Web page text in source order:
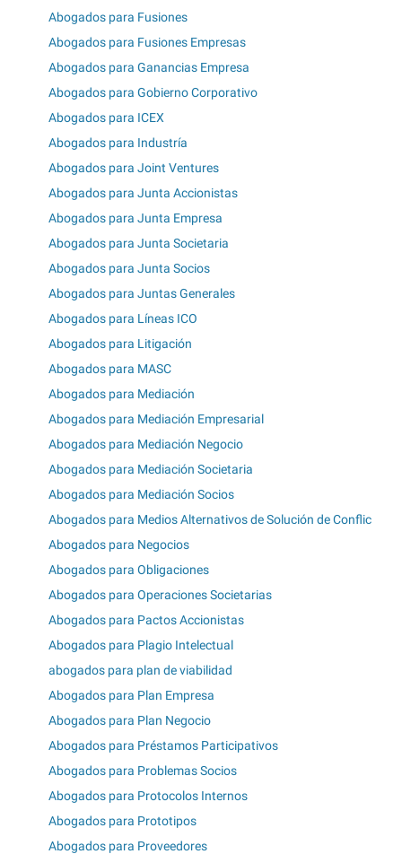
Abogados para Fusiones
Abogados para Fusiones Empresas
Abogados para Ganancias Empresa
Abogados para Gobierno Corporativo
Abogados para ICEX
Abogados para Industría
Abogados para Joint Ventures
Abogados para Junta Accionistas
Abogados para Junta Empresa
Abogados para Junta Societaria
Abogados para Junta Socios
Abogados para Juntas Generales
Abogados para Líneas ICO
Abogados para Litigación
Abogados para MASC
Abogados para Mediación
Abogados para Mediación Empresarial
Abogados para Mediación Negocio
Abogados para Mediación Societaria
Abogados para Mediación Socios
Abogados para Medios Alternativos de Solución de Conflic
Abogados para Negocios
Abogados para Obligaciones
Abogados para Operaciones Societarias
Abogados para Pactos Accionistas
Abogados para Plagio Intelectual
abogados para plan de viabilidad
Abogados para Plan Empresa
Abogados para Plan Negocio
Abogados para Préstamos Participativos
Abogados para Problemas Socios
Abogados para Protocolos Internos
Abogados para Prototipos
Abogados para Proveedores